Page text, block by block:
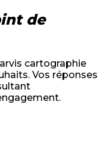
de
cartographie
Vos réponses